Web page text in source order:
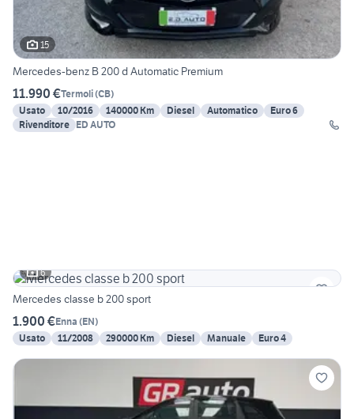
15
Mercedes-benz B 200 d Automatic Premium
11.990 €Termoli(CB)
Usato
10/2016 140000 Km Diesel Automatico
Euro 6
Rivenditore ED AUTO
6
Mercedes classe b 200 sport
1.900 €Enna (EN)
Usato
11/2008 290000 Km Diesel Manuale Euro 4